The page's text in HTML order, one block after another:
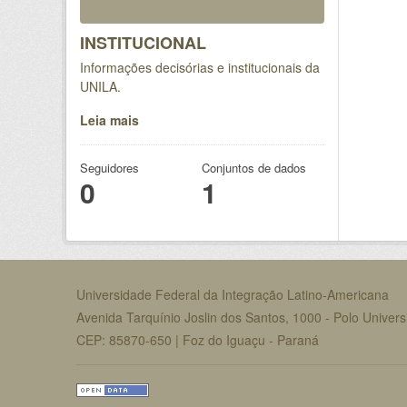
INSTITUCIONAL
Informações decisórias e institucionais da
UNILA.
Leia mais
Seguidores
0
Conjuntos de dados
1
Universidade Federal da Integração Latino-Americana
Avenida Tarquínio Joslin dos Santos, 1000 - Polo
CEP: 85870-650 | Foz do Iguaçu - Paraná